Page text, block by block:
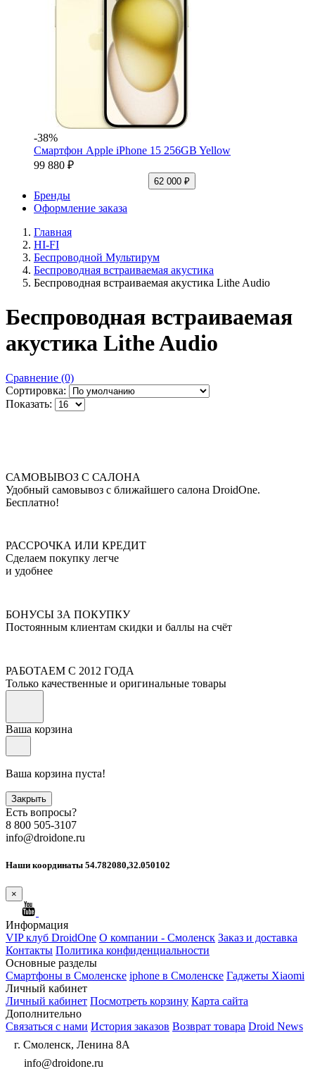
-38%
Смартфон Apple iPhone 15 256GB Yellow
99 880 ₽
62 000 ₽
Бренды
Оформление заказа
Главная
HI-FI
Беспроводной Мультирум
Беспроводная встраиваемая акустика
Беспроводная встраиваемая акустика Lithe Audio
Беспроводная встраиваемая
акустика Lithe Audio
Сравнение (0)
Сортировка:
Показать:
САМОВЫВОЗ С САЛОНА
Удобный самовывоз с ближайшего салона DroidOne.
Бесплатно!
РАССРОЧКА ИЛИ КРЕДИТ
Сделаем покупку легче
и удобнее
БОНУСЫ ЗА ПОКУПКУ
Постоянным клиентам скидки и баллы на счёт
РАБОТАЕМ С 2012 ГОДА
Только качественные и оригинальные товары
Ваша корзина
Ваша корзина пуста!
Закрыть
Есть вопросы?
8 800 505-3107
info@droidone.ru
Наши координаты 54.782080,32.050102
×
Информация
VIP клуб DroidOne О компании - Смоленск Заказ и доставка
Контакты Политика конфиденциальности
Основные разделы
Смартфоны в Смоленске iphone в Смоленске Гаджеты Xiaomi
Личный кабинет
Личный кабинет Посмотреть корзину Карта сайта
Дополнительно
Связаться с нами История заказов Возврат товара Droid News
г. Смоленск, Ленина 8А
info@droidone.ru